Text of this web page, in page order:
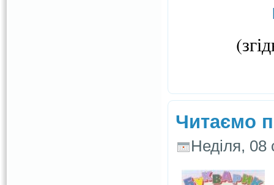
Читаємо
Неділя, 08